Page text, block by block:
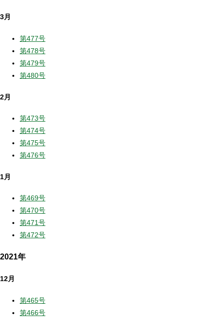
3月
第477号
第478号
第479号
第480号
2月
第473号
第474号
第475号
第476号
1月
第469号
第470号
第471号
第472号
2021年
12月
第465号
第466号